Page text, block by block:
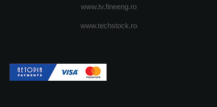
www.tv.fineeng.ro
www.techstock.ro